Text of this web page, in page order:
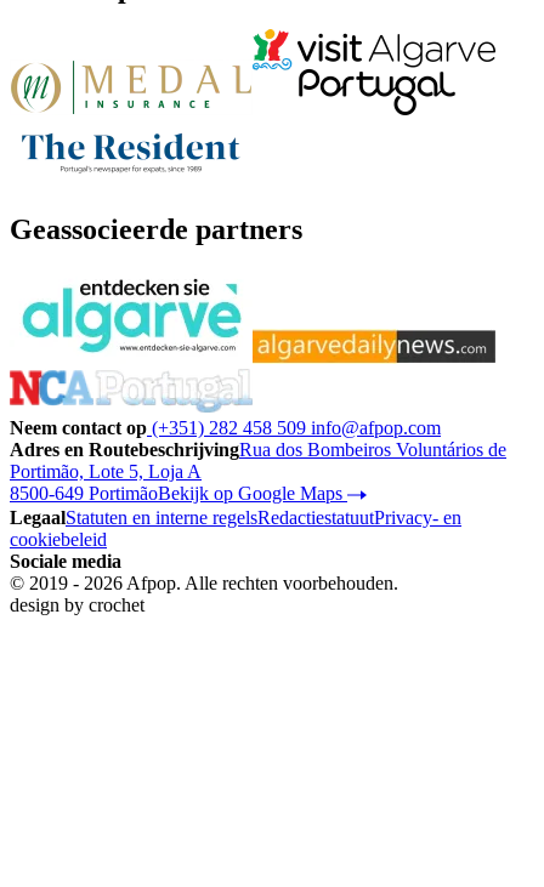
Geassocieerde partners
Neem contact op (+351) 282 458 509 info@afpop.com
Adres en RoutebeschrijvingRua dos Bombeiros Voluntários de
Portimão, Lote 5, Loja A
8500-649 PortimãoBekijk op Google Maps
LegaalStatuten en interne regelsRedactiestatuutPrivacy- en
cookiebeleid
Sociale media
© 2019 - 2026 Afpop. Alle rechten voorbehouden.
design by crochet